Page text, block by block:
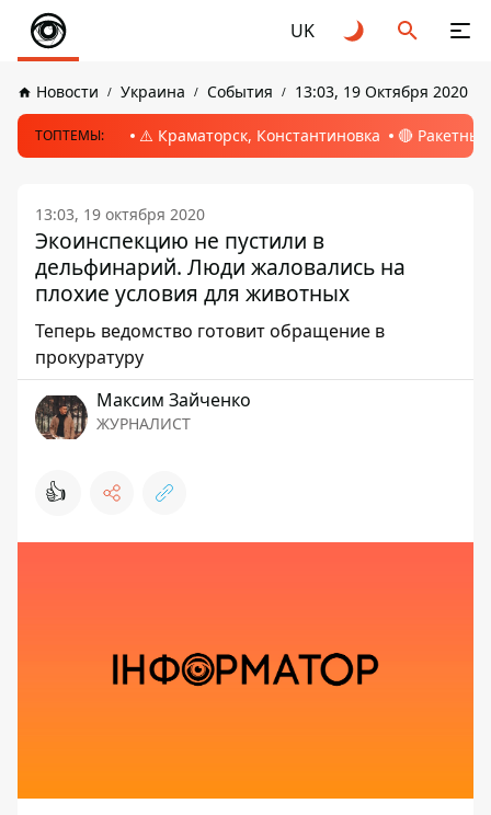
UK
Новости Украина События 13:03, 19 Октября 2020
ТОПТЕМЫ: ⚠️ Краматорск, Константиновка 🔴
13:03, 19 октября 2020
Экоинспекцию не пустили в
дельфинарий. Люди жаловались на
плохие условия для животных
Теперь ведомство готовит обращение в
прокуратуру
Максим Зайченко
ЖУРНАЛИСТ
👍